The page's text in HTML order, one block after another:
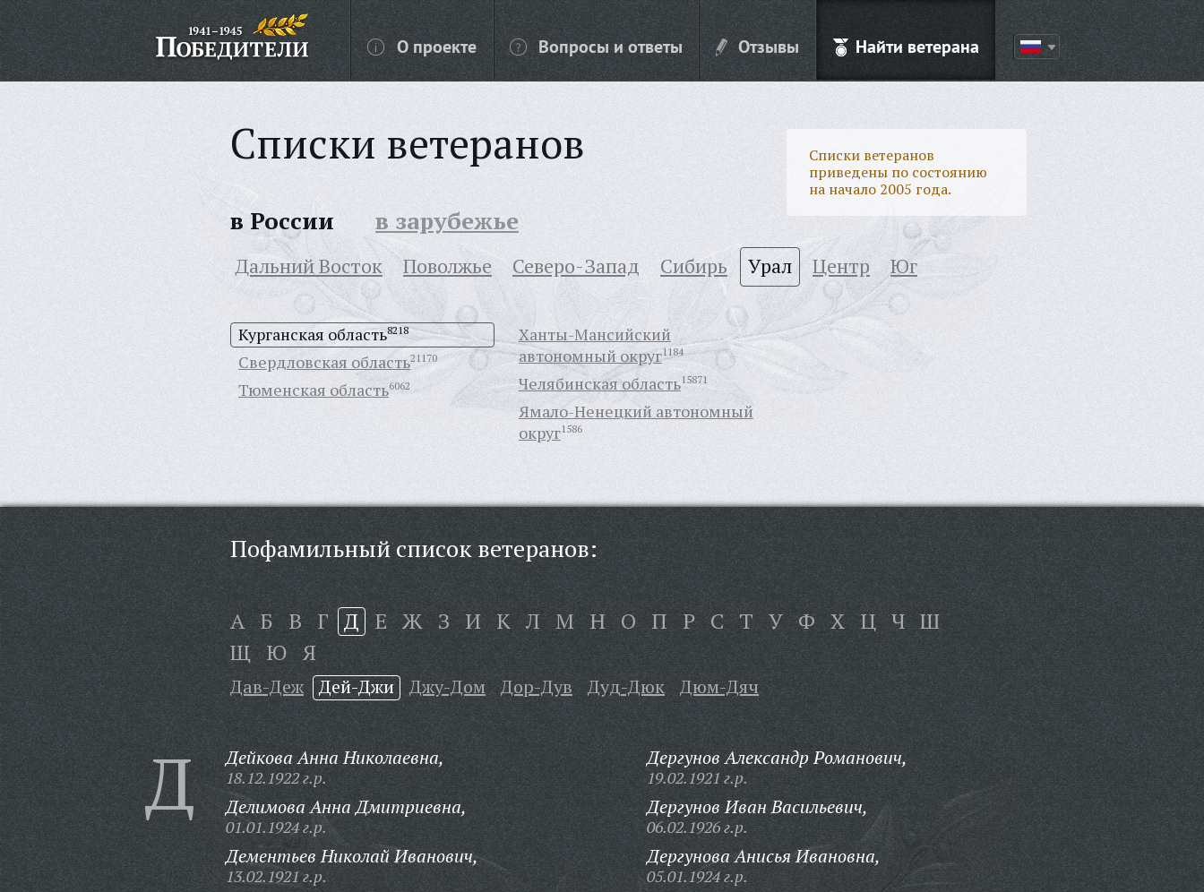
О проекте Вопросы и ответы Отзывы Найти ветерана
Списки ветеранов
Списки ветеранов
приведены по состоянию
на начало 2005 года.
в России в зарубежье
Дальний Восток Поволжье Северо-Запад Сибирь Урал Центр Юг
Курганская область8218
Свердловская область21170
Тюменская область6062
Ханты-Мансийский
автономный округ1184
Челябинская область15871
Ямало-Ненецкий автономный
округ1586
Пофамильный список ветеранов:
А Б В Г Д Е Ж З И К Л М Н О П Р С Т У Ф Х Ц Ч Ш
Щ Ю Я
Дав-Деж Дей-Джи Джу-Дом Дор-Дув Дуд-Дюк Дюм-Дяч
Д Дейкова Анна Николаевна,
18.12.1922 г.р.
Делимова Анна Дмитриевна,
01.01.1924 г.р.
Дементьев Николай Иванович,
13.02.1921 г.р.
Дергунов Александр Романович,
19.02.1921 г.р.
Дергунов Иван Васильевич,
06.02.1926 г.р.
Дергунова Анисья Ивановна,
05.01.1924 г.р.